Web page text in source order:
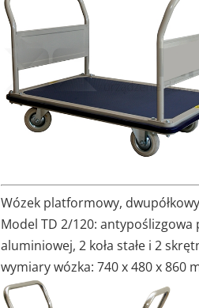
Wózek platformowy,
Model TD 2/120: antypoślizgowa
aluminiowej, 2 koła stałe i 2
wymiary wózka: 740 x 480 x 860